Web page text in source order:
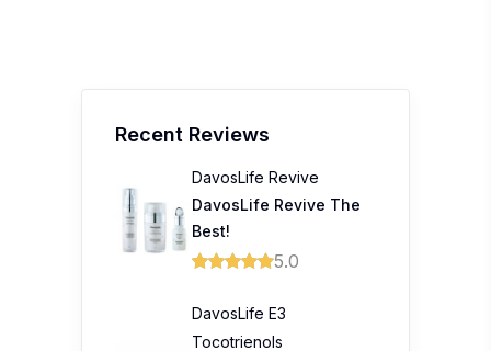
DavosLife E3
Tocotrienols
Davoslife E3 Complete
Tocotrienols 200mg
Softgel
Tiger Family Ergonomic